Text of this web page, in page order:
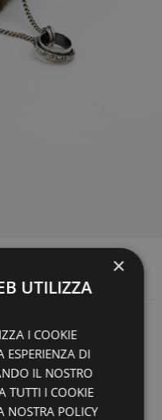
25.
LOGO GOTI.
×
UTILIZZA
I COOKIE
ESPERIENZA DI
IL NOSTRO
TUTTI I COOKIE
NOSTRA POLICY